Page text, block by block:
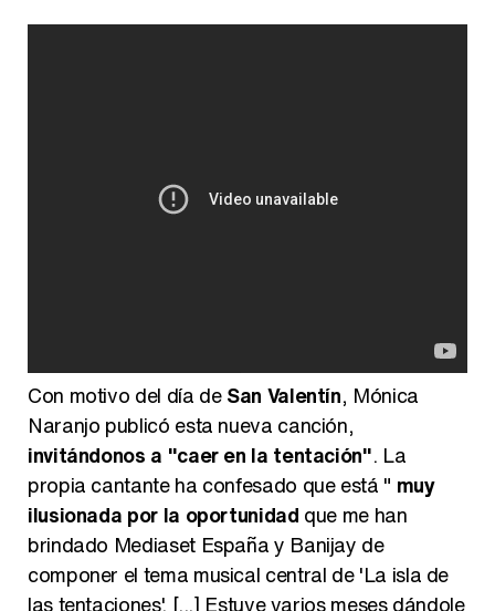
Con motivo del día deSan Valentín, Mónica
Naranjo publicó esta nueva canción,
invitándonos a "caer en la tentación". La
propia cantante ha confesado que está " muy
ilusionada por la oportunidad que me han
brindado Mediaset España y Banijay de
componer el tema musical central de 'La isla de
las tentaciones'. [...] Estuve varios meses dándole